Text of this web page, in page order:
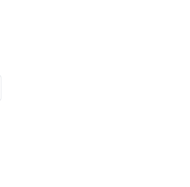
沼泽地变良田 中国人远东创奇迹